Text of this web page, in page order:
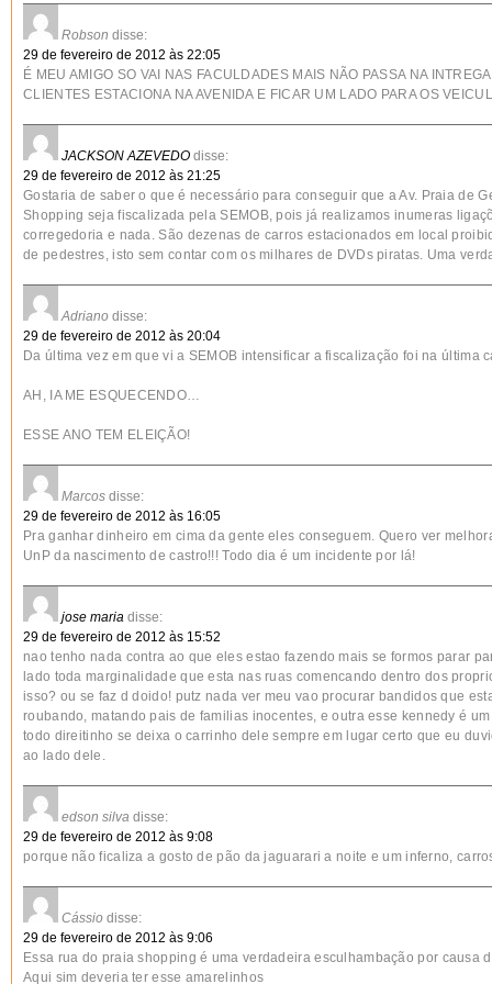
Robson disse:
29 de fevereiro de 2012 às 22:05
É MEU AMIGO SO VAI NAS FACULDADES MAIS NÃO PASSA NA
CLIENTES ESTACIONA NA AVENIDA E FICAR UM LADO PARA OS
JACKSON AZEVEDO disse:
29 de fevereiro de 2012 às 21:25
Gostaria de saber o que é necessário para conseguir que a Av. Praia de
Shopping seja fiscalizada pela SEMOB, pois já realizamos inumeras
corregedoria e nada. São dezenas de carros estacionados em local
de pedestres, isto sem contar com os milhares de DVDs piratas. Uma
Adriano disse:
29 de fevereiro de 2012 às 20:04
Da última vez em que vi a SEMOB intensificar a fiscalização foi na última
AH, IA ME ESQUECENDO…
ESSE ANO TEM ELEIÇÃO!
Marcos disse:
29 de fevereiro de 2012 às 16:05
Pra ganhar dinheiro em cima da gente eles conseguem. Quero ver
UnP da nascimento de castro!!! Todo dia é um incidente por lá!
jose maria disse:
29 de fevereiro de 2012 às 15:52
nao tenho nada contra ao que eles estao fazendo mais se formos parar
lado toda marginalidade que esta nas ruas comencando dentro dos
isso? ou se faz d doido! putz nada ver meu vao procurar bandidos que
roubando, matando pais de familias inocentes, e outra esse kennedy é
todo direitinho se deixa o carrinho dele sempre em lugar certo que eu
ao lado dele.
edson silva disse:
29 de fevereiro de 2012 às 9:08
porque não ficaliza a gosto de pão da jaguarari a noite e um inferno,
Cássio disse:
29 de fevereiro de 2012 às 9:06
Essa rua do praia shopping é uma verdadeira esculhambação por causa
Aqui sim deveria ter esse amarelinhos